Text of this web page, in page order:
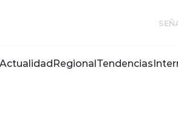
ActualidadRegionalTendencias